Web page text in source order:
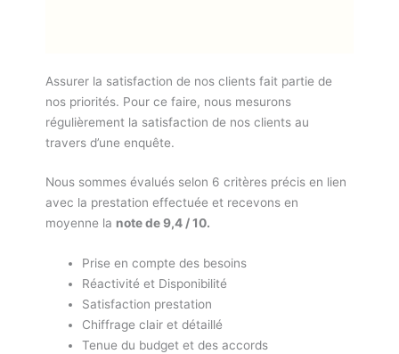
Assurer la satisfaction de nos clients fait partie de
nos priorités. Pour ce faire, nous mesurons
régulièrement la satisfaction de nos clients au
travers d’une enquête.
Nous sommes évalués selon 6 critères précis en lien
avec la prestation effectuée et recevons en
moyenne la note de 9,4 / 10.
Prise en compte des besoins
Réactivité et Disponibilité
Satisfaction prestation
Chiffrage clair et détaillé
Tenue du budget et des accords